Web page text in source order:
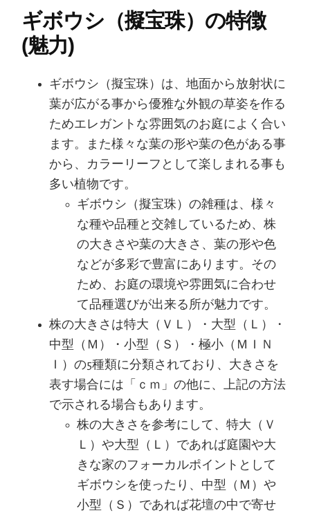
ギボウシ（擬宝珠）の特徴
(魅力)
ギボウシ（擬宝珠）は、地面から放射状に
葉が広がる事から優雅な外観の草姿を作る
ためエレガントな雰囲気のお庭によく合い
ます。また様々な葉の形や葉の色がある事
から、カラーリーフとして楽しまれる事も
多い植物です。
ギボウシ（擬宝珠）の雑種は、様々
な種や品種と交雑しているため、株
の大きさや葉の大きさ、葉の形や色
などが多彩で豊富にあります。その
ため、お庭の環境や雰囲気に合わせ
て品種選びが出来る所が魅力です。
株の大きさは特大（ＶＬ）・大型（Ｌ）・
中型（Ｍ）・小型（Ｓ）・極小（ＭＩＮ
Ｉ）の5種類に分類されており、大きさを
表す場合には「ｃｍ」の他に、上記の方法
で示される場合もあります。
株の大きさを参考にして、特大（Ｖ
Ｌ）や大型（Ｌ）であれば庭園や大
きな家のフォーカルポイントとして
ギボウシを使ったり、中型（Ｍ）や
小型（Ｓ）であれば花壇の中で寄せ